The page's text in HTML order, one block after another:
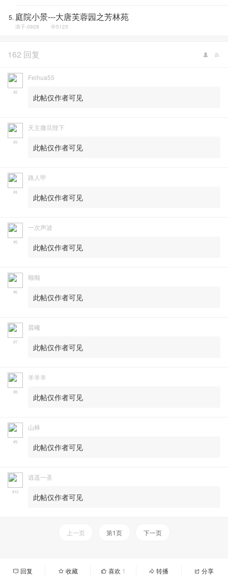
庭院小景---大唐芙蓉园之芳林苑
浪子-0928 5123
162 回复
Feihua55
#2
此帖仅作者可见
天主撒旦陛下
#3
此帖仅作者可见
路人甲
#4
此帖仅作者可见
一次声波
#5
此帖仅作者可见
顺顺
#6
此帖仅作者可见
晨曦
#7
此帖仅作者可见
羊羊羊
#8
此帖仅作者可见
山林
#9
此帖仅作者可见
逍遥一圣
#10
此帖仅作者可见
上一页 第1页 下一页
回复 收藏 喜欢 1 转播 分享